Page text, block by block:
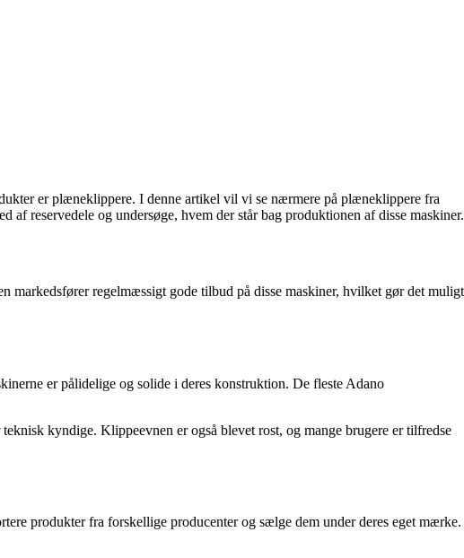
er plæneklippere. I denne artikel vil vi se nærmere på plæneklippere fra
reservedele og undersøge, hvem der står bag produktionen af disse maskiner.
regelmæssigt gode tilbud på disse maskiner, hvilket gør det muligt
er pålidelige og solide i deres konstruktion. De fleste Adano
kyndige. Klippeevnen er også blevet rost, og mange brugere er tilfredse
produkter fra forskellige producenter og sælge dem under deres eget mærke.